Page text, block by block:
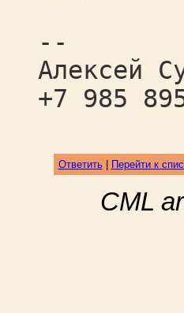
--
Алексей
+7 985
Ответить| Перейти к
CML